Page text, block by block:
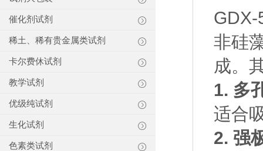
催化剂试剂
稀土、稀有贵金属类试剂
卡尔费休试剂
教学试剂
优级纯试剂
生化试剂
色素类试剂
GDX-
非硅
成。
1. 多
适合
2. 强